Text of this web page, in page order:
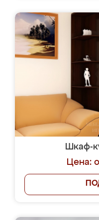
Шкаф-
Цена: